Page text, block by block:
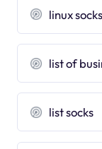
linux
list of
list socks